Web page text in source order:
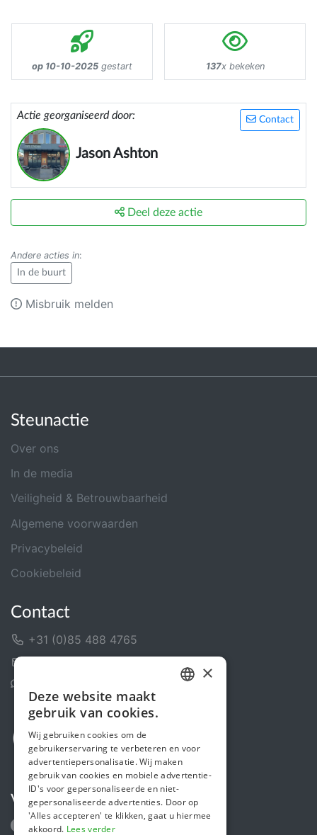
op 10-10-2025 gestart 137x bekeken
Contact
Actie georganiseerd door:
Jason Ashton
Deel deze actie
Andere acties in:
In de buurt
Misbruik melden
Steunactie
Over ons
In de media
Veiligheid & Betrouwbaarheid
Algemene voorwaarden
Privacybeleid
Cookiebeleid
Contact
+31 (0)85 488 4765
Volg ons
ENGLISH
×
Deze website maakt
gebruik van cookies.
Wij gebruiken cookies om de
gebruikerservaring te verbeteren en voor
advertentiepersonalisatie. Wij maken
gebruik van cookies en mobiele advertentie-
ID's voor gepersonaliseerde en niet-
gepersonaliseerde advertenties. Door op
'Alles accepteren' te klikken, gaat u hiermee
akkoord. Lees verder